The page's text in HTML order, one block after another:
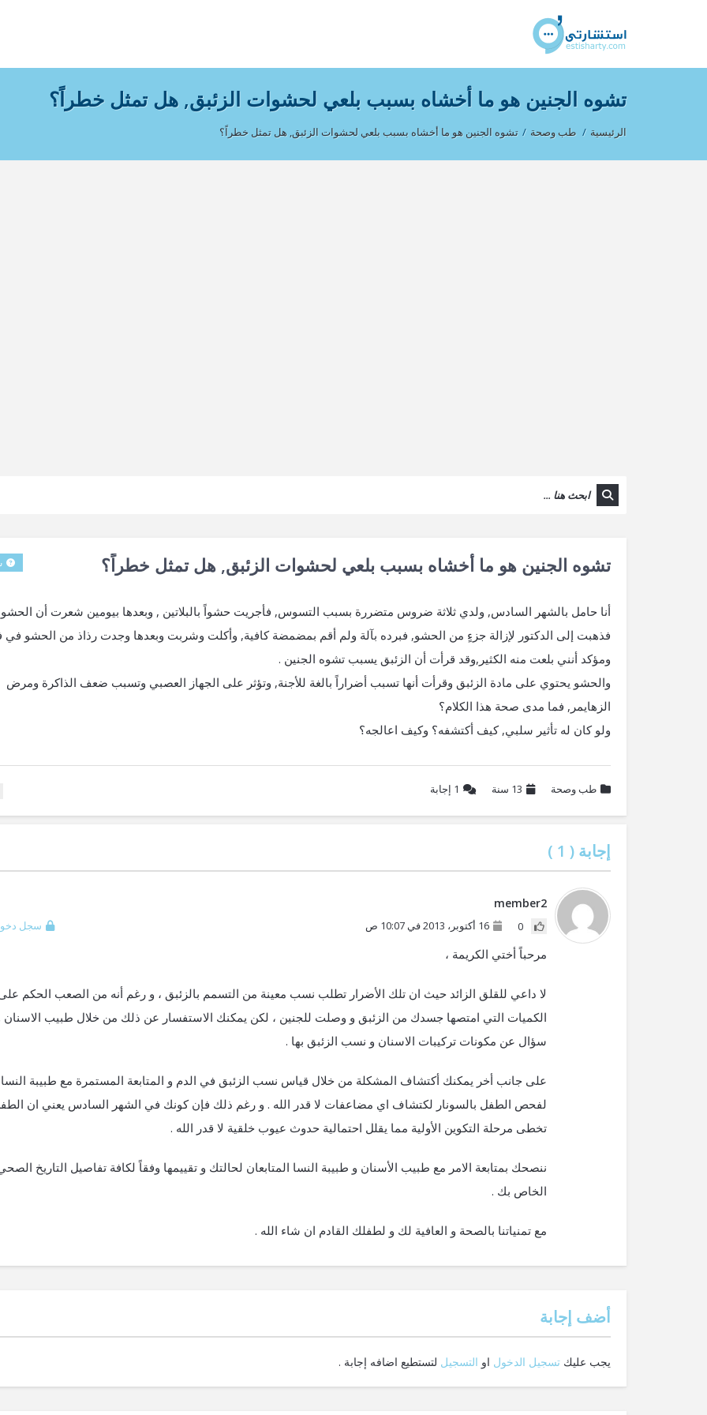
تشوه الجنين هو ما أخشاه بسبب بلعي لحشوات الزئبق, هل تمثل خطراً؟
الرئيسية / طب وصحة / تشوه الجنين هو ما أخشاه بسبب بلعي لحشوات الزئبق, هل تمثل خطراً؟
تشوه الجنين هو ما أخشاه بسبب بلعي لحشوات الزئبق, هل تمثل خطراً؟
أنا حامل بالشهر السادس, ولدي ثلاثة ضروس متضررة بسبب التسوس, فأجريت حشواً بالبلاتين , وبعدها بيومين شعرت أن
فذهبت إلى الدكتور لإزالة جزءٍ من الحشو, فبرده بآلة ولم أقم بمضمضة كافية, وأكلت وشربت وبعدها وجدت رذاذ من الحشو
ومؤكد أنني بلعت منه الكثير,وقد قرأت أن الزئبق يسبب تشوه الجنين .
والحشو يحتوي على مادة الزئبق وقرأت أنها تسبب أضراراً بالغة للأجنة, وتؤثر على الجهاز العصبي وتسبب ضعف الذاكرة ومرض
الزهايمر, فما مدى صحة هذا الكلام؟
ولو كان له تأثير سلبي, كيف أكتشفه؟ وكيف اعالجه؟
طب وصحة 13 سنة 1 إجابة
إجابة ( 1
)
member2
0 16 أكتوبر، 2013 في 10:07 ص سجل
مرحباً أختي الكريمة ،
لا داعي للقلق الزائد حيث ان تلك الأضرار تطلب نسب معينة من التسمم بالزئبق ، و رغم أنه من الصعب الحكم
الكميات التي امتصها جسدك من الزئبق و وصلت للجنين ، لكن يمكنك الاستفسار عن ذلك من خلال طبيب الاسنان
سؤال عن مكونات تركيبات الاسنان و نسب الزئبق بها .
على جانب أخر يمكنك أكتشاف المشكلة من خلال قياس نسب الزئبق في الدم و المتابعة المستمرة مع طبيبة النسا
لفحص الطفل بالسونار لكتشاف اي مضاعفات لا قدر الله . و رغم ذلك فإن كونك في الشهر السادس يعني ان
تخطى مرحلة التكوين الأولية مما يقلل احتمالية حدوث عيوب خلقية لا قدر الله .
ننصحك بمتابعة الامر مع طبيب الأسنان و طبيبة النسا المتابعان لحالتك و تقييمها وفقاً لكافة تفاصيل التاريخ
الخاص بك .
مع تمنياتنا بالصحة و العافية لك و لطفلك القادم ان شاء الله .
‫أضف إجابة
يجب عليك تسجيل الدخول او التسجيل لتستطيع اضافه إجابة .